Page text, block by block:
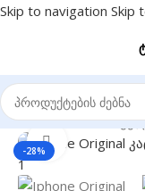
Skip to navigation Skip
მთავარი/GPS
-28%
Click to